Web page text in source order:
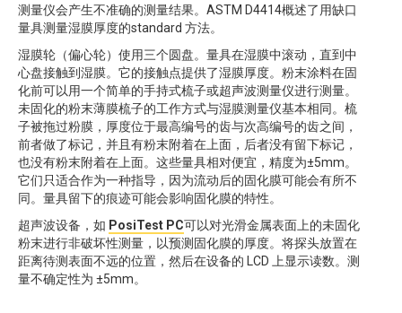
测量仪会产生不准确的测量结果。ASTM D4414概述了用缺口
量具测量湿膜厚度的standard 方法。
湿膜轮（偏心轮）使用三个圆盘。量具在湿膜中滚动，直到中
心盘接触到湿膜。它的接触点提供了湿膜厚度。粉末涂料在固
化前可以用一个简单的手持式梳子或超声波测量仪进行测量。
未固化的粉末薄膜梳子的工作方式与湿膜测量仪基本相同。梳
子被拖过粉膜，厚度位于最高编号的齿与次高编号的齿之间，
前者做了标记，并且有粉末附着在上面，后者没有留下标记，
也没有粉末附着在上面。这些量具相对便宜，精度为±5mm。
它们只适合作为一种指导，因为流动后的固化膜可能会有所不
同。量具留下的痕迹可能会影响固化膜的特性。
超声波设备，如 PosiTest PC可以对光滑金属表面上的未固化
粉末进行非破坏性测量，以预测固化膜的厚度。将探头放置在
距离待测表面不远的位置，然后在设备的 LCD 上显示读数。测
量不确定性为 ±5mm。